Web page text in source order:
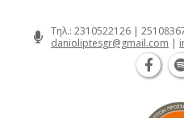
Τηλ.: 2310522126 |
danioliptesgr@gmail.com |